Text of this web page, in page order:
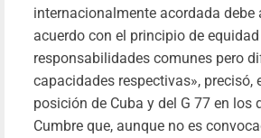
internacionalmente acordada debe
acuerdo con el principio de
responsabilidades comunes pero
capacidades respectivas», precisó,
posición de Cuba y del G 77 en los
Cumbre que, aunque no es